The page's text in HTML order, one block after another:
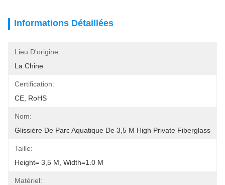
Informations Détaillées
Lieu D'origine:
La Chine
Certification:
CE, RoHS
Nom:
Glissière De Parc Aquatique De 3,5 M High Private Fiberglass
Taille:
Height= 3,5 M, Width=1.0 M
Matériel: